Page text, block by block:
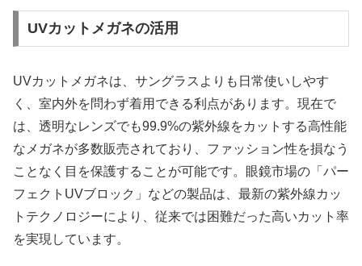
UVカットメガネの活用
UVカットメガネは、サングラスよりも日常使いしやす
く、室内外を問わず着用できる利点があります。現在で
は、透明なレンズでも99.9%の紫外線をカットする高性能
なメガネが多数販売されており、ファッション性を損なう
ことなく目を保護することが可能です。眼鏡市場の「パー
フェクトUVブロック」などの製品は、最新の紫外線カッ
トテクノロジーにより、従来では困難だった高いカット率
を実現しています。